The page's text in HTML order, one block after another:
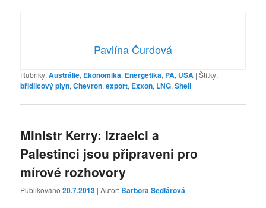
Pavlína Čurdová
Rubriky:Austrálie, Ekonomika, Energetika, PA, USA |Štítky:
břidlicový plyn,Chevron,export, Exxon, LNG,Shell
Ministr Kerry: Izraelci a
Palestinci jsou připraveni pro
mírové rozhovory
Publikováno20.7.2013 | Autor: Barbora Sedlářová